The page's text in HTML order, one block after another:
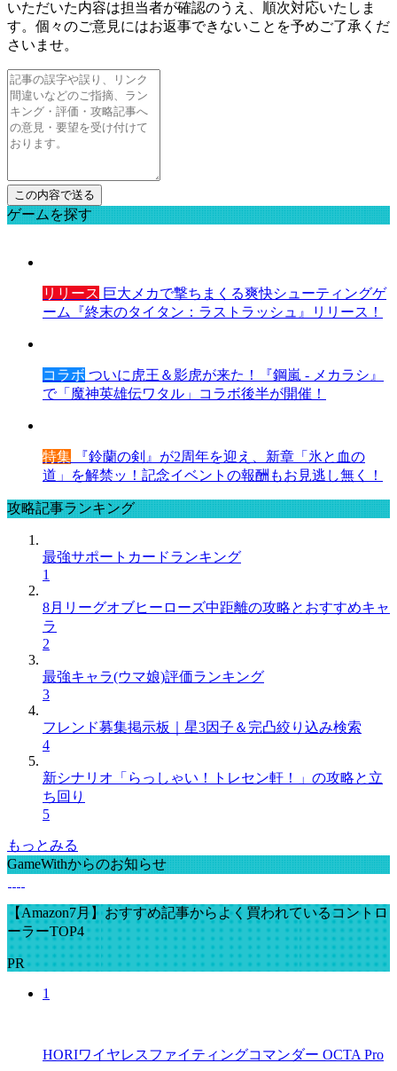
いただいた内容は担当者が確認のうえ、順次対応いたしま
す。個々のご意見にはお返事できないことを予めご了承くだ
さいませ。
ゲームを探す
リリース 巨大メカで撃ちまくる爽快シューティングゲ
ーム『終末のタイタン：ラストラッシュ』リリース！
コラボ ついに虎王＆影虎が来た！『鋼嵐 - メカラシ』
で「魔神英雄伝ワタル」コラボ後半が開催！
特集 『鈴蘭の剣』が2周年を迎え、新章「氷と血の
道」を解禁ッ！記念イベントの報酬もお見逃し無く！
攻略記事ランキング
最強サポートカードランキング
1
8月リーグオブヒーローズ中距離の攻略とおすすめキャ
ラ
2
最強キャラ(ウマ娘)評価ランキング
3
フレンド募集掲示板｜星3因子＆完凸絞り込み検索
4
新シナリオ「らっしゃい！トレセン軒！」の攻略と立
ち回り
5
もっとみる
GameWithからのお知らせ
【Amazon7月】おすすめ記事からよく買われているコントロ
ーラーTOP4
PR
1
HORIワイヤレスファイティングコマンダー OCTA Pro